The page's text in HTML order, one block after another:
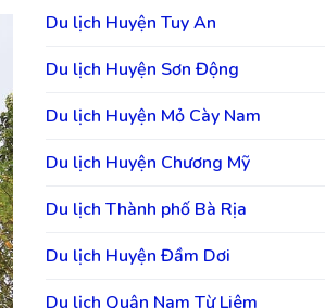
Du lịch Huyện Tuy An
Du lịch Huyện Sơn Động
Du lịch Huyện Mỏ Cày Nam
Du lịch Huyện Chương Mỹ
Du lịch Thành phố Bà Rịa
Du lịch Huyện Đầm Dơi
Du lịch Quận Nam Từ Liêm